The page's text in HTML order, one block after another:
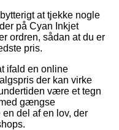
at tjekke nogle
på Cyan Inkjet
ordren, sådan at du er
pris.
ifald en online
der kan virke
være et tegn
gængse
del af en lov, der